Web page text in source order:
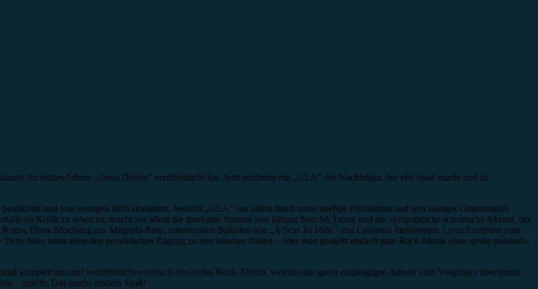
ihr letztes Album „Great Divide“ veröffentlicht hat. Jetzt erscheint mit „GLA“ der Nachfolger, der viel Spaß macht und zu
und von wenigen Riffs dominiert, besticht „GLA“ vor allem durch seine beefige Produktion und sein lässiges Gitarrenspiel.
als Kritik zu sehen ist, macht vor allem die markante Stimme von Sänger Sam McTrusty und der sympathische schottische Akzent, der
Diese Mischung aus Mitgröhl-Parts, emotionalen Balladen wie „A Scar To Hide“ und Coolness funktioniert. Lyrisch erfindet man
Man muss eben den persönlichen Zugang zu den Inhalten finden – oder man genießt einfach gute Rock-Musik ohne große politische
komplett um und veröffentlichen einfach ein cooles Rock-Album, welches die guten eingängigen Anteile vom Vorgänger übernimmt
– mischt. Das macht einfach Spaß!